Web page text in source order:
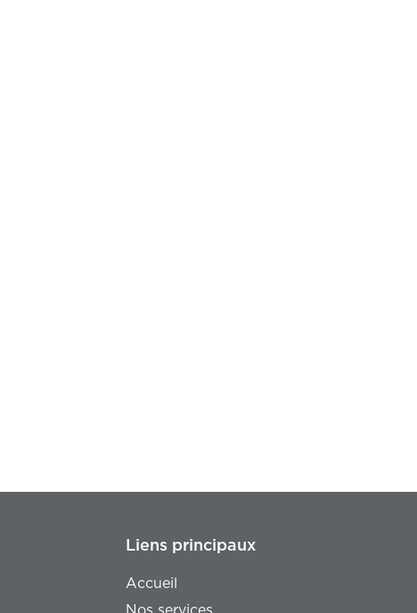
Liens principaux
Accueil
Nos services